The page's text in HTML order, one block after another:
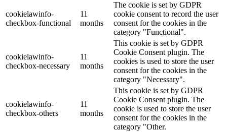
cookielawinfo-
checkbox-functional
11
months
The cookie is set by GDPR
cookie consent to record the user
consent for the cookies in the
category "Functional".
cookielawinfo-
checkbox-necessary
11
months
This cookie is set by GDPR
Cookie Consent plugin. The
cookies is used to store the user
consent for the cookies in the
category "Necessary".
cookielawinfo-
checkbox-others
11
months
This cookie is set by GDPR
Cookie Consent plugin. The
cookie is used to store the user
consent for the cookies in the
category "Other.